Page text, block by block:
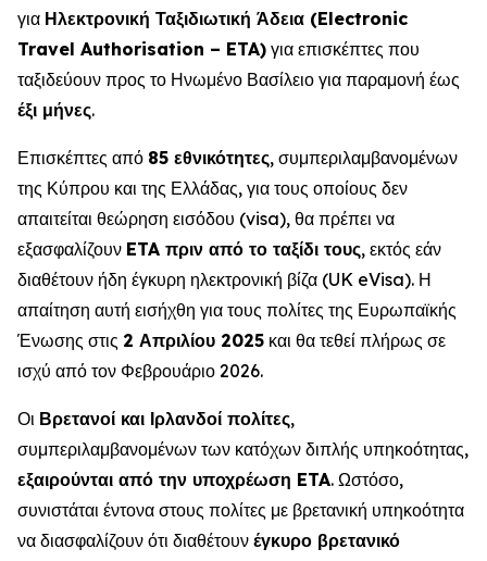
για Ηλεκτρονική Ταξιδιωτική Άδεια (Electronic
Travel Authorisation – ETA) για επισκέπτες που
ταξιδεύουν προς το Ηνωμένο Βασίλειο για παραμονή έως
έξι μήνες.
Επισκέπτες από 85 εθνικότητες, συμπεριλαμβανομένων
της Κύπρου και της Ελλάδας, για τους οποίους δεν
απαιτείται θεώρηση εισόδου (visa), θα πρέπει να
εξασφαλίζουν ETA πριν από το ταξίδι τους, εκτός εάν
διαθέτουν ήδη έγκυρη ηλεκτρονική βίζα (UK eVisa). Η
απαίτηση αυτή εισήχθη για τους πολίτες της Ευρωπαϊκής
Ένωσης στις 2 Απριλίου 2025 και θα τεθεί πλήρως σε
ισχύ από τον Φεβρουάριο 2026.
Οι Βρετανοί και Ιρλανδοί πολίτες,
συμπεριλαμβανομένων των κατόχων διπλής υπηκοότητας,
εξαιρούνται από την υποχρέωση ETA. Ωστόσο,
συνιστάται έντονα στους πολίτες με βρετανική υπηκοότητα
να διασφαλίζουν ότι διαθέτουν έγκυρο βρετανικό